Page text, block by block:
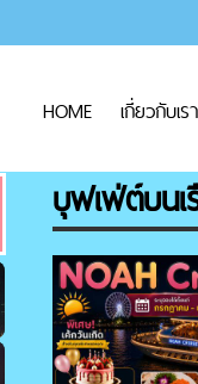
HOME เกี่ยวกับเรา
บุฟเฟ่ต์บนเ